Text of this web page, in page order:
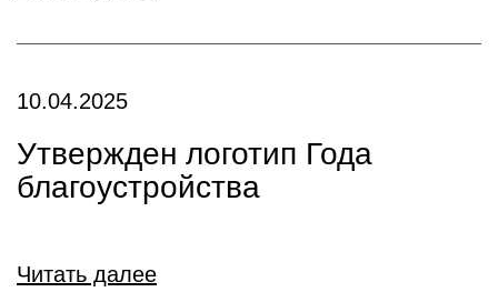
10.04.2025
Утвержден логотип Года
благоустройства
Читать далее